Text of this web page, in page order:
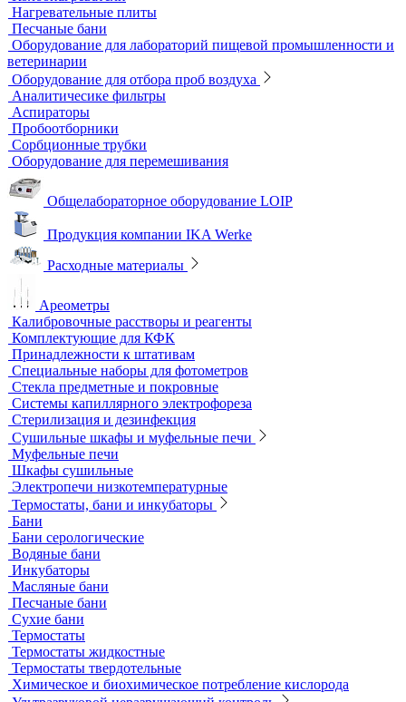
Наборы для экспресс тестов
Индикаторные трубки
Полевые и мини-лаборатории
Сорбционные трубки
Тест-комплекты
Нагревательные устройства
Колбонагреватели
Нагревательные плиты
Песчаные бани
Оборудование для лабораторий пищевой промышленности и
ветеринарии
Аналитичесике фильтры
Аспираторы
Пробоотборники
Сорбционные трубки
Оборудование для перемешивания
Общелабораторное оборудование LOIP
Продукция компании IKA Werke
Расходные материалы
Ареометры
Калибровочные расстворы и реагенты
Комплектующие для КФК
Принадлежности к штативам
Специальные наборы для фотометров
Стекла предметные и покровные
Системы капиллярного электрофореза
Стерилизация и дезинфекция
Сушильные шкафы и муфельные печи
Муфельные печи
Шкафы сушильные
Электропечи низкотемпературные